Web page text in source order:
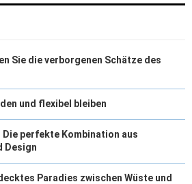
Sie die verborgenen Schätze des
und flexibel bleiben
perfekte Kombination aus
Design
Paradies zwischen Wüste und